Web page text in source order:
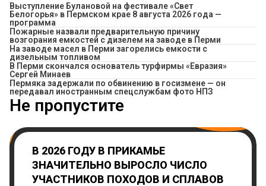
Выступление Булановой на фестивале «Свет
Белогорья» в Пермском крае 8 августа 2026 года —
программа
Пожарные назвали предварительную причину
возгорания емкостей с дизелем на заводе в Перми
На заводе масел в Перми загорелись емкости с
дизельным топливом
В Перми скончался основатель турфирмы «Евразия»
Сергей Минаев
Пермяка задержали по обвинению в госизмене — он
передавал иностранным спецслужбам фото НПЗ
Не пропустите
В 2026 ГОДУ В ПРИКАМЬЕ
ЗНАЧИТЕЛЬНО ВЫРОСЛО ЧИСЛО
УЧАСТНИКОВ ПОХОДОВ И СПЛАВОВ